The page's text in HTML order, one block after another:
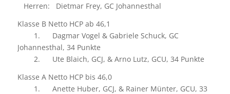
Herren: Dietmar Frey, GC Johannesthal
Klasse B Netto HCP ab 46,1
1. Dagmar Vogel & Gabriele Schuck, GC
Johannesthal, 34 Punkte
2. Ute Blaich, GCJ, & Arno Lutz, GCU, 34 Punkte
Klasse A Netto HCP bis 46,0
1. Anette Huber, GCJ, & Rainer Münter, GCU, 33